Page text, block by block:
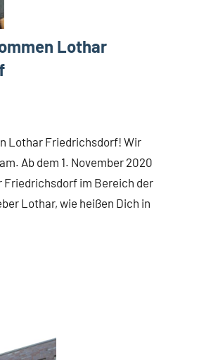
Lothar
Lothar Friedrichsdorf! Wir
Ab dem 1. November 2020
im Bereich der
Lothar, wie heißen Dich in